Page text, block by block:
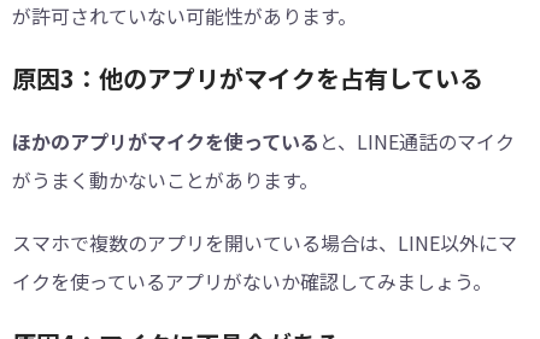
が許可されていない可能性があります。
原因3：他のアプリがマイクを占有している
ほかのアプリがマイクを使っている と、LINE通話のマイク
がうまく動かないことがあります。
スマホで複数のアプリを開いている場合は、LINE以外にマ
イクを使っているアプリがないか確認してみましょう。